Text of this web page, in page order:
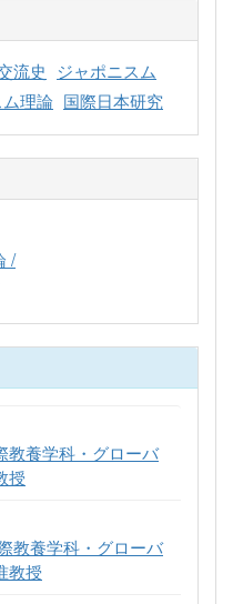
流史 ジャポニスム
理論 国際日本研究
/
教養学科・グローバ
授
教養学科・グローバ
教授